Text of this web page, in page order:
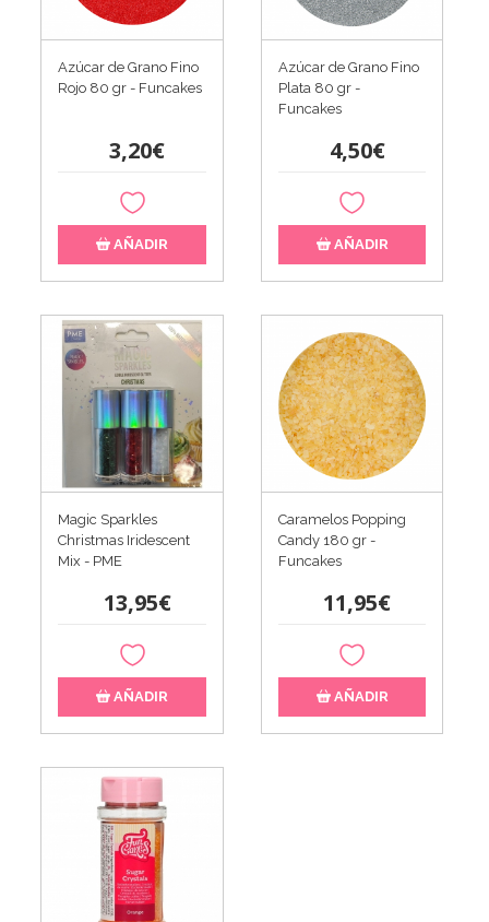
Azúcar de Grano Fino
Rojo 80 gr - Funcakes
3,20€
AÑADIR
Azúcar de Grano Fino
Plata 80 gr -
Funcakes
4,50€
AÑADIR
Magic Sparkles
Christmas Iridescent
Mix - PME
13,95€
AÑADIR
Caramelos Popping
Candy 180 gr -
Funcakes
11,95€
AÑADIR